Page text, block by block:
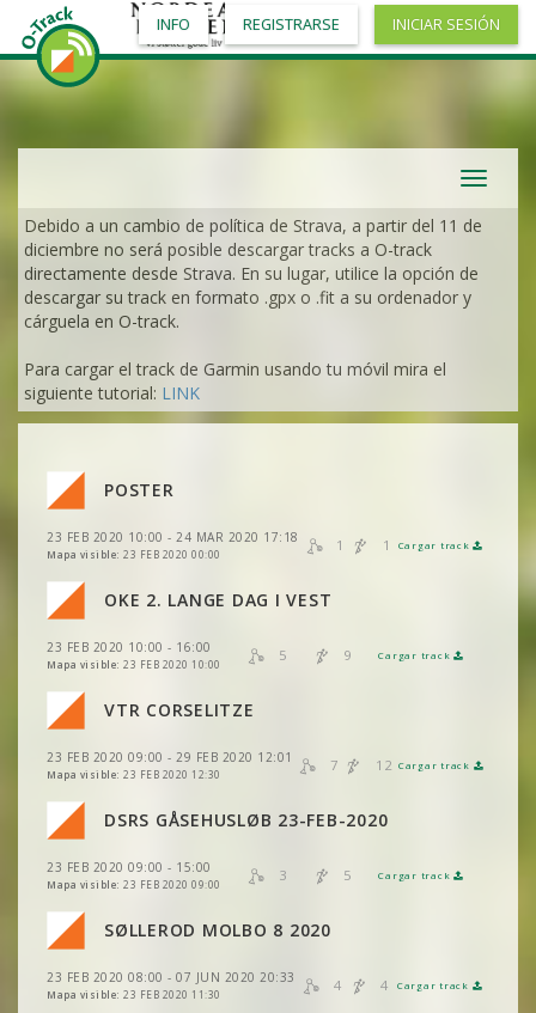
Toggle
Debido a un cambio de política de Strava, a partir del 11 de
diciembre no será posible descargar tracks a O-track
directamente desde Strava. En su lugar, utilice la opción de
descargar su track en formato .gpx o .fit a su ordenador y
cárguela en O-track.
Para cargar el track de Garmin usando tu móvil mira el
siguiente tutorial: LINK
POSTER
23 FEB 2020 10:00 - 24 MAR 2020 17:18
Mapa visible: 23 FEB 2020 00:00
1 1 Cargar track
VER 2DRERUN
OKE 2. LANGE DAG I VEST
23 FEB 2020 10:00 - 16:00
Mapa visible: 23 FEB 2020 10:00
5 9 Cargar track
VER 2DRERUN
VER
VER 2DRERUN
VER 2DRERUN
VER 2DRERUN
VTR CORSELITZE
23 FEB 2020 09:00 - 29 FEB 2020 12:01
Mapa visible: 23 FEB 2020 12:30
7 12 Cargar track
VER 2DRERUN
VER
VER 2DRERUN
VER 2DRERUN
VER 2DRERUN
DSRS GÅSEHUSLØB 23-FEB-2020
23 FEB 2020 09:00 - 15:00
Mapa visible: 23 FEB 2020 09:00
3 5 Cargar track
VER 2DRERUN
VER 2DRERUN
VER 2DRERUN
SØLLEROD MOLBO 8 2020
23 FEB 2020 08:00 - 07 JUN 2020 20:33
Mapa visible: 23 FEB 2020 11:30
4 4 Cargar track
VER 2DRERUN
VER 2DRERUN
VER 2DRERUN
VER 2DRERUN
INFO REGISTRARSE INICIAR SESIÓN